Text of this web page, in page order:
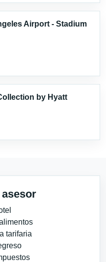
Airport - Stadium
by Hyatt
tarifaria